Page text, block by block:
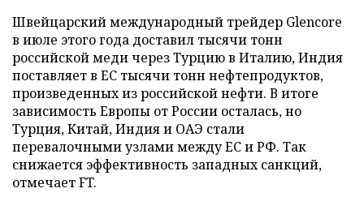
Швейцарский международный трейдер Glencore
в июле этого года доставил тысячи тонн
российской меди через Турцию в Италию, Индия
поставляет в ЕС тысячи тонн нефтепродуктов,
произведенных из российской нефти. В итоге
зависимость Европы от России осталась, но
Турция, Китай, Индия и ОАЭ стали
перевалочными узлами между ЕС и РФ. Так
снижается эффективность западных санкций,
отмечает FT.